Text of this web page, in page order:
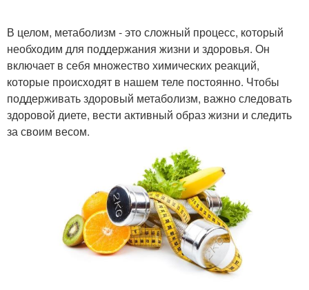
В целом, метаболизм - это сложный процесс, который
необходим для поддержания жизни и здоровья. Он
включает в себя множество химических реакций,
которые происходят в нашем теле постоянно. Чтобы
поддерживать здоровый метаболизм, важно следовать
здоровой диете, вести активный образ жизни и следить
за своим весом.